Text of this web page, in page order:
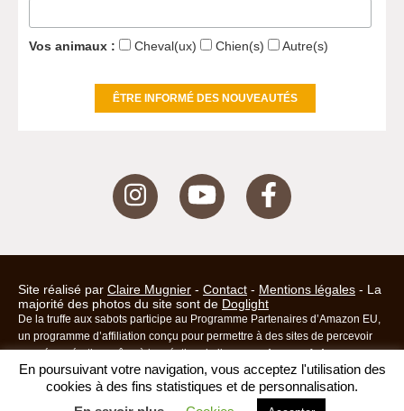
Vos animaux : Cheval(ux) Chien(s) Autre(s)
Site réalisé par Claire Mugnier - Contact - Mentions légales - La
majorité des photos du site sont de Doglight
De la truffe aux sabots participe au Programme Partenaires d’Amazon EU,
un programme d’affiliation conçu pour permettre à des sites de percevoir
une rémunération grâce à la création de liens vers Amazon.fr, Amazon.ca
(ou toutes autres sites Amazon). Amazon et le logo Amazon sont des
marques d’Amazon.com, Inc. ou de ses affiliés.
En poursuivant votre navigation, vous acceptez l'utilisation des
cookies à des fins statistiques et de personnalisation.